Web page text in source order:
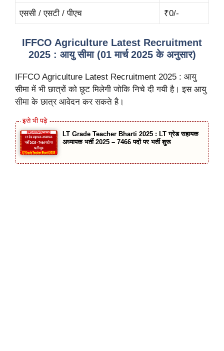
एससी / एसटी / पीएच ₹0/-
IFFCO Agriculture Latest Recruitment
2025 : आयु सीमा (01 मार्च 2025 के अनुसार)
IFFCO Agriculture Latest Recruitment 2025 : आयु
सीमा में भी छात्रों को छूट मिलेगी जोकि निचे दी गयी है। इस आयु
सीमा के छात्र आवेदन कर सकते है।
LT Grade Teacher Bharti 2025 : LT ग्रेड सहायक
अध्यापक भर्ती 2025 – 7466 पदों पर भर्ती शुरू